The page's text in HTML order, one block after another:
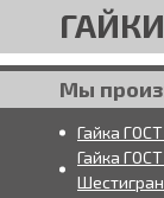
Мы
Гайка
Гайка